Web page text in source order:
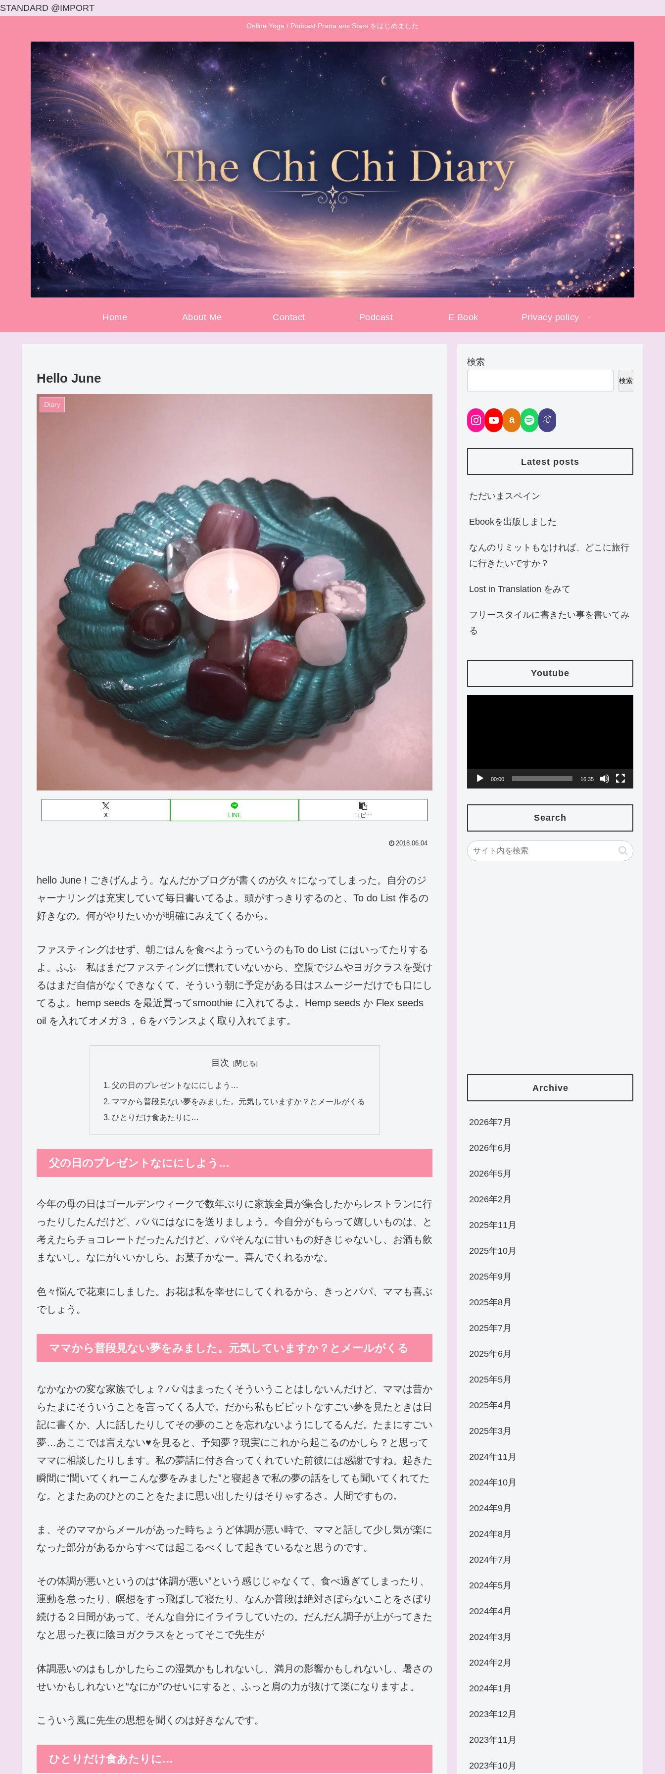
STANDARD @IMPORT
Online Yoga / Podcast Prana ans Stars をはじめました
Home About Me Contact Podcast E Book Privacy policy
Hello June
Diary
X LINE コピー
2018.06.04
hello June ! ごきげんよう。なんだかブログが書くのが久々になってしまった。自分のジ
ャーナリングは充実していて毎日書いてるよ。頭がすっきりするのと、To do List 作るの
好きなの。何がやりたいかが明確にみえてくるから。
ファスティングはせず、朝ごはんを食べようっていうのもTo do List にはいってたりする
よ。ふふ 私はまだファスティングに慣れていないから、空腹でジムやヨガクラスを受け
るはまだ自信がなくできなくて、そういう朝に予定がある日はスムージーだけでも口にし
てるよ。hemp seeds を最近買ってsmoothie に入れてるよ。Hemp seeds か Flex seeds
oil を入れてオメガ３，６をバランスよく取り入れてます。
目次
父の日のプレゼントなににしよう…
ママから普段見ない夢をみました。元気していますか？とメールがくる
ひとりだけ食あたりに…
父の日のプレゼントなににしよう…
今年の母の日はゴールデンウィークで数年ぶりに家族全員が集合したからレストランに行
ったりしたんだけど、パパにはなにを送りましょう。今自分がもらって嬉しいものは、と
考えたらチョコレートだったんだけど、パパそんなに甘いもの好きじゃないし、お酒も飲
まないし。なにがいいかしら。お菓子かなー。喜んでくれるかな。
色々悩んで花束にしました。お花は私を幸せにしてくれるから、きっとパパ、ママも喜ぶ
でしょう。
ママから普段見ない夢をみました。元気していますか？とメールがくる
なかなかの変な家族でしょ？パパはまったくそういうことはしないんだけど、ママは昔か
らたまにそういうことを言ってくる人で。だから私もビビットなすごい夢を見たときは日
記に書くか、人に話したりしてその夢のことを忘れないようにしてるんだ。たまにすごい
夢…あここでは言えない♥を見ると、予知夢？現実にこれから起こるのかしら？と思って
ママに相談したりします。私の夢話に付き合ってくれていた前彼には感謝ですね。起きた
瞬間に“聞いてくれーこんな夢をみました”と寝起きで私の夢の話をしても聞いてくれてた
な。とまたあのひとのことをたまに思い出したりはそりゃするさ。人間ですもの。
ま、そのママからメールがあった時ちょうど体調が悪い時で、ママと話して少し気が楽に
なった部分があるからすべては起こるべくして起きているなと思うのです。
その体調が悪いというのは“体調が悪い”という感じじゃなくて、食べ過ぎてしまったり、
運動を怠ったり、瞑想をすっ飛ばして寝たり、なんか普段は絶対さぼらないことをさぼり
続ける２日間があって、そんな自分にイライラしていたの。だんだん調子が上がってきた
なと思った夜に陰ヨガクラスをとってそこで先生が
体調悪いのはもしかしたらこの湿気かもしれないし、満月の影響かもしれないし、暑さの
せいかもしれないと“なにか”のせいにすると、ふっと肩の力が抜けて楽になりますよ。
こういう風に先生の思想を聞くのは好きなんです。
ひとりだけ食あたりに…
検索
検索
a
Latest posts
ただいまスペイン
Ebookを出版しました
なんのリミットもなければ、どこに旅行
に行きたいですか？
Lost in Translation をみて
フリースタイルに書きたい事を書いてみ
る
Youtube
00:00 16:35
Search
Archive
2026年7月
2026年6月
2026年5月
2026年2月
2025年11月
2025年10月
2025年9月
2025年8月
2025年7月
2025年6月
2025年5月
2025年4月
2025年3月
2024年11月
2024年10月
2024年9月
2024年8月
2024年7月
2024年5月
2024年4月
2024年3月
2024年2月
2024年1月
2023年12月
2023年11月
2023年10月